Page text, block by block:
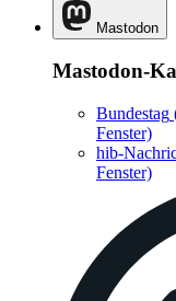
Mastodon
Mastodon-
Bundestag
Fenster)
hib-
Fenster)